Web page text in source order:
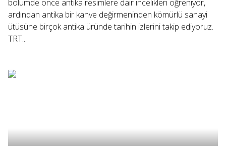
bölümde önce antika resimlere dair incelikleri öğreniyor,
ardından antika bir kahve değirmeninden kömürlü sanayi
ütüsüne birçok antika üründe tarihin izlerini takip ediyoruz.
TRT...